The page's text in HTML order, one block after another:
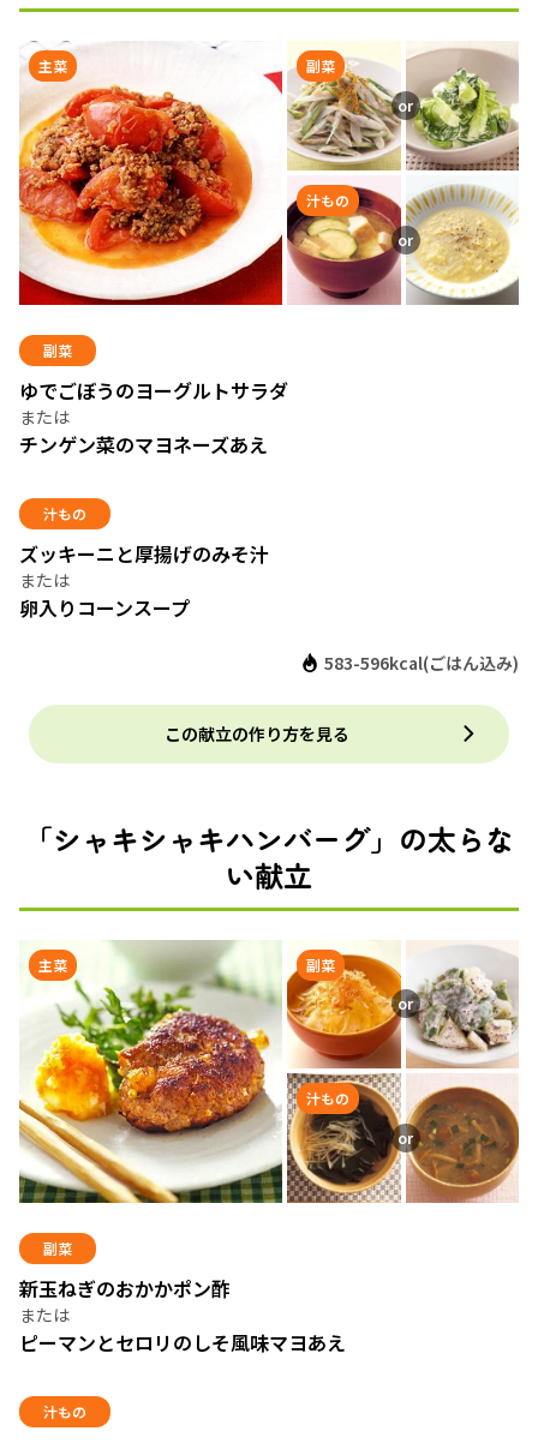
主菜 副菜
汁もの
副菜
ゆでごぼうのヨーグルトサラダ
チンゲン菜のマヨネーズあえ
汁もの
ズッキーニと厚揚げのみそ汁
卵入りコーンスープ
583-596kcal(ごはん込み)
この献立の作り方を見る
「シャキシャキハンバーグ」の太らな
い献立
主菜 副菜
汁もの
副菜
新玉ねぎのおかかポン酢
ピーマンとセロリのしそ風味マヨあえ
汁もの